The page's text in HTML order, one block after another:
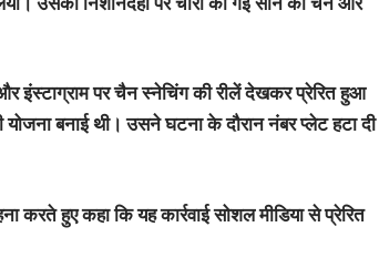
इंस्टाग्राम पर चैन स्नेचिंग की रीलें देखकर प्रेरित हुआ
बनाई थी। उसने घटना के दौरान नंबर प्लेट हटा दी
करते हुए कहा कि यह कार्रवाई सोशल मीडिया से प्रेरित